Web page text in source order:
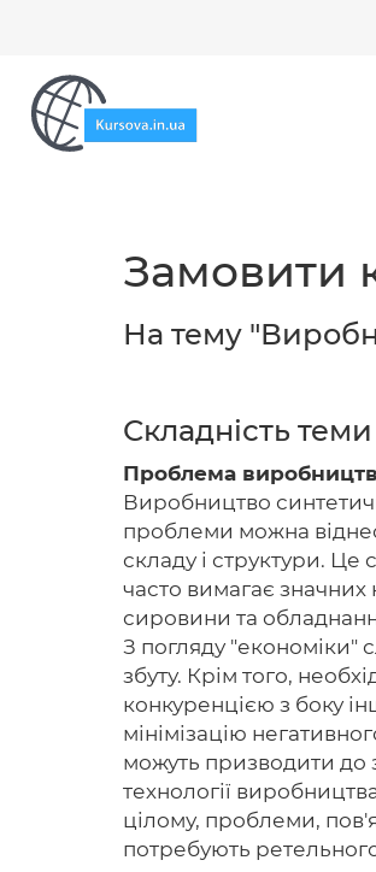
Замовити
На тему
Складність теми
Проблема
Виробництво
проблеми можна
складу і структури. Це
часто вимагає значних
сировини та
З погляду "економіки"
збуту. Крім того,
конкуренцією з боку
мінімізацію
можуть призводити до
технології
цілому, проблеми,
потребують